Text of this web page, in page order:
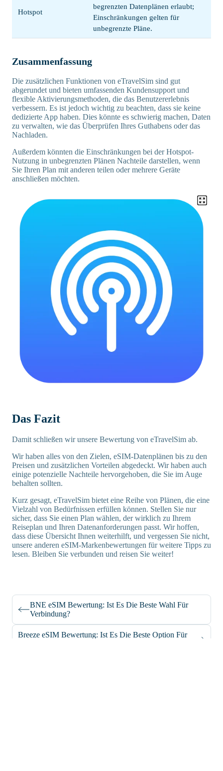
Hotspot
begrenzten Datenplänen erlaubt;
Einschränkungen gelten für
unbegrenzte Pläne.
Zusammenfassung
Die zusätzlichen Funktionen von eTravelSim sind gut
abgerundet und bieten umfassenden Kundensupport und
flexible Aktivierungsmethoden, die das Benutzererlebnis
verbessern. Es ist jedoch wichtig zu beachten, dass sie keine
dedizierte App haben. Dies könnte es schwierig machen, Daten
zu verwalten, wie das Überprüfen Ihres Guthabens oder das
Nachladen.
Außerdem könnten die Einschränkungen bei der Hotspot-
Nutzung in unbegrenzten Plänen Nachteile darstellen, wenn
Sie Ihren Plan mit anderen teilen oder mehrere Geräte
anschließen möchten.
Das Fazit
Damit schließen wir unsere Bewertung von eTravelSim ab.
Wir haben alles von den Zielen, eSIM-Datenplänen bis zu den
Preisen und zusätzlichen Vorteilen abgedeckt. Wir haben auch
einige potenzielle Nachteile hervorgehoben, die Sie im Auge
behalten sollten.
Kurz gesagt, eTravelSim bietet eine Reihe von Plänen, die eine
Vielzahl von Bedürfnissen erfüllen können. Stellen Sie nur
sicher, dass Sie einen Plan wählen, der wirklich zu Ihrem
Reiseplan und Ihren Datenanforderungen passt. Wir hoffen,
dass diese Übersicht Ihnen weiterhilft, und vergessen Sie nicht,
unsere anderen eSIM-Markenbewertungen für weitere Tipps zu
lesen. Bleiben Sie verbunden und reisen Sie weiter!
BNE eSIM Bewertung: Ist Es Die Beste Wahl Für
Verbindung?
Breeze eSIM Bewertung: Ist Es Die Beste Option Für